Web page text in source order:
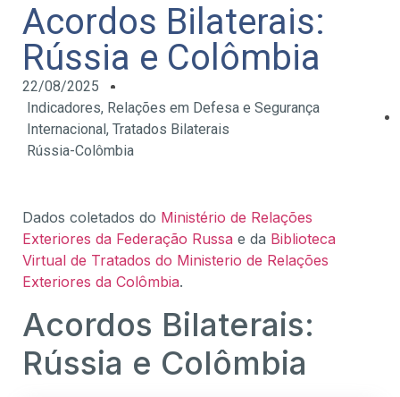
Acordos Bilaterais:
Rússia e Colômbia
22/08/2025
Indicadores, Relações em Defesa e Segurança
Internacional , Tratados Bilaterais
Rússia-Colômbia
Dados coletados do Ministério de Relações
Exteriores da Federação Russa e da Biblioteca
Virtual de Tratados do Ministerio de Relações
Exteriores da Colômbia.
Acordos Bilaterais:
Rússia e Colômbia